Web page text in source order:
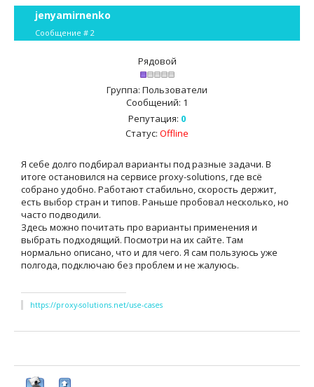
jenyamirnenko
Сообщение # 2
Рядовой
Группа: Пользователи
Сообщений: 1
Репутация: 0
Статус: Offline
Я себе долго подбирал варианты под разные задачи. В
итоге остановился на сервисе proxy-solutions, где всё
собрано удобно. Работают стабильно, скорость держит,
есть выбор стран и типов. Раньше пробовал несколько, но
часто подводили.
Здесь можно почитать про варианты применения и
выбрать подходящий. Посмотри на их сайте. Там
нормально описано, что и для чего. Я сам пользуюсь уже
полгода, подключаю без проблем и не жалуюсь.
https://proxy-solutions.net/use-cases